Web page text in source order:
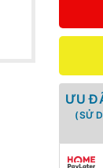
ƯU
(SỬ